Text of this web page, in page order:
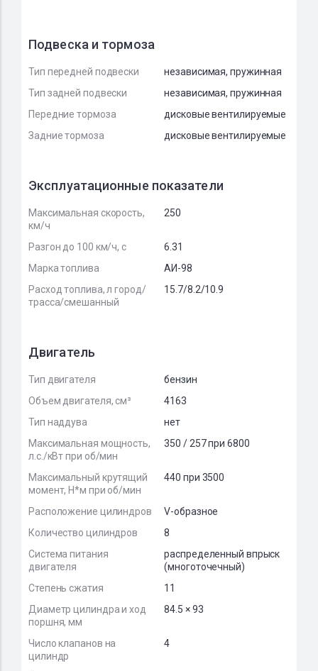
Подвеска и тормоза
Тип передней подвески
независимая, пружинная
Тип задней подвески
независимая, пружинная
Передние тормоза
дисковые вентилируемые
Задние тормоза
дисковые вентилируемые
Эксплуатационные показатели
Максимальная скорость,
км/ч
250
Разгон до 100 км/ч, с
6.31
Марка топлива
АИ-98
Расход топлива, л город/
трасса/смешанный
15.7/8.2/10.9
Двигатель
Тип двигателя
бензин
Объем двигателя, см³
4163
Тип наддува
нет
Максимальная мощность,
л.с./кВт при об/мин
350 / 257 при 6800
Максимальный крутящий
момент, Н*м при об/мин
440 при 3500
Расположение цилиндров
V-образное
Количество цилиндров
8
Система питания
двигателя
распределенный впрыск
(многоточечный)
Степень сжатия
11
Диаметр цилиндра и ход
поршня, мм
84.5 × 93
Число клапанов на
цилиндр
4